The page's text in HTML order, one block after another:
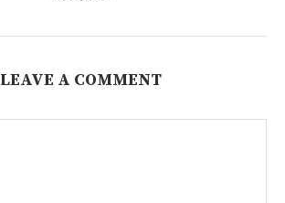
LEAVE A COMMENT